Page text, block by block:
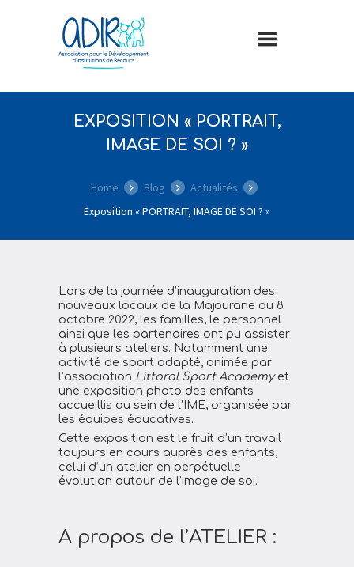
EXPOSITION « PORTRAIT,
IMAGE DE SOI ? »
Home Blog
Actualités
Exposition « PORTRAIT, IMAGE DE SOI ? »
Lors de la journée d’inauguration des
nouveaux locaux de la Majourane du 8
octobre 2022, les familles, le personnel
ainsi que les partenaires ont pu assister
à plusieurs ateliers. Notamment une
activité de sport adapté, animée par
l’association Littoral Sport Academyet
une exposition photo des enfants
accueillis au sein de l’IME, organisée par
les équipes éducatives.
Cette exposition est le fruit d’un travail
toujours en cours auprès des enfants,
celui d’un atelier en perpétuelle
évolution autour de l’image de soi.
A propos de l’ATELIER :